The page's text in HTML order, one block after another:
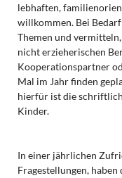
lebhaften,
willkommen. Bei
Themen und
nicht erzieherischen
Kooperationspartner
Mal im Jahr finden
hierfür ist die
Kinder.
In einer jährlichen
Fragestellungen,